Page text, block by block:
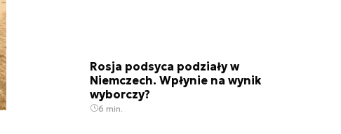
Rosja podsyca podziały w
Niemczech. Wpłynie na wynik
wyborczy?
6 min.